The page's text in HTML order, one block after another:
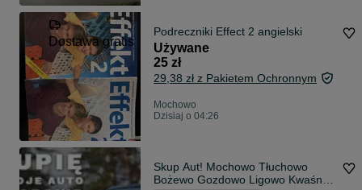
Dostawa gratis
Podreczniki Effect 2 angielski
Używane
25 zł
29,38 zł z Pakietem Ochronnym
Mochowo
Dzisiaj o 04:26
Skup Aut! Mochowo Tłuchowo
Bożewo Gozdowo Ligowo Kwaśno